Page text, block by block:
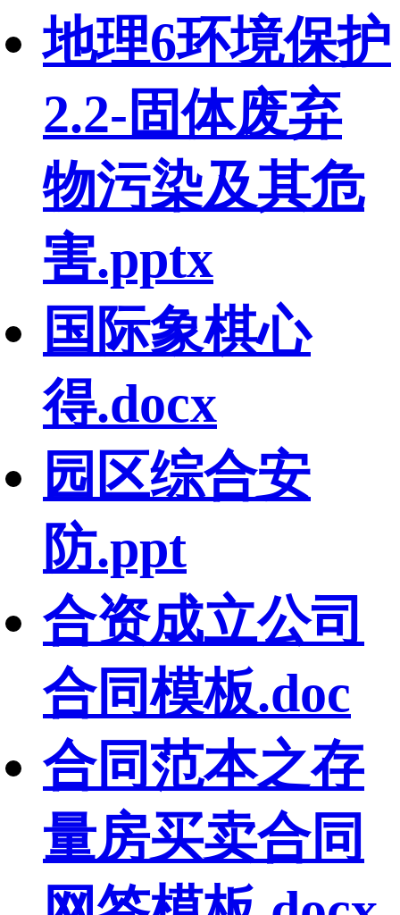
地理6环境保护
2.2-固体废弃
物污染及其危
害.pptx
国际象棋心
得.docx
园区综合安
防.ppt
合资成立公司
合同模板.doc
合同范本之存
量房买卖合同